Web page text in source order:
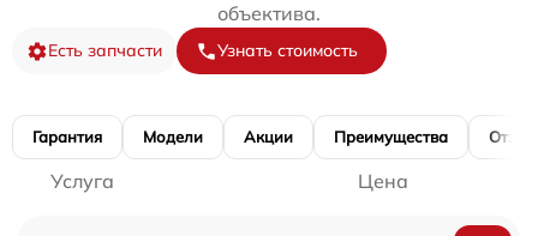
объектива.
Есть запчасти Узнать стоимость
Гарантия Модели Акции Преимущества
Услуга Цена